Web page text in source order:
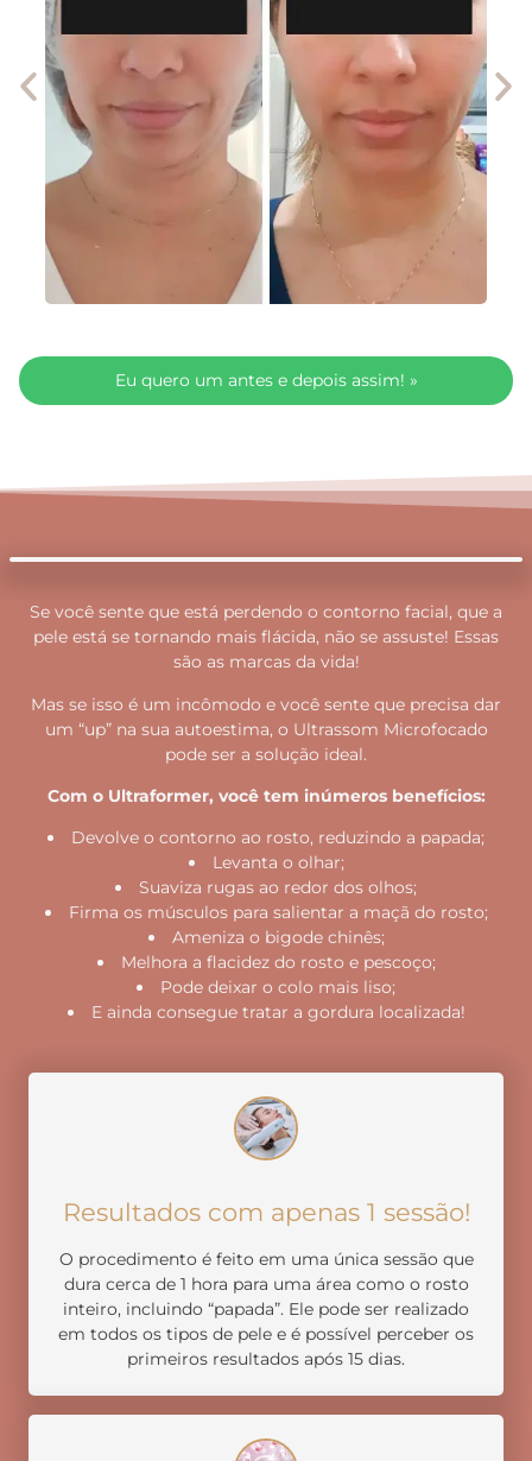
Eu quero um antes e depois assim! »
Se você sente que está perdendo o contorno facial, que a
pele está se tornando mais flácida, não se assuste! Essas
são as marcas da vida!
Mas se isso é um incômodo e você sente que precisa dar
um “up” na sua autoestima, o Ultrassom Microfocado
pode ser a solução ideal.
Com o Ultraformer, você tem inúmeros benefícios:
Devolve o contorno ao rosto, reduzindo a papada;
Levanta o olhar;
Suaviza rugas ao redor dos olhos;
Firma os músculos para salientar a maçã do rosto;
Ameniza o bigode chinês;
Melhora a flacidez do rosto e pescoço;
Pode deixar o colo mais liso;
E ainda consegue tratar a gordura localizada!
Resultados com apenas 1 sessão!
O procedimento é feito em uma única sessão que
dura cerca de 1 hora para uma área como o rosto
inteiro, incluindo “papada”. Ele pode ser realizado
em todos os tipos de pele e é possível perceber os
primeiros resultados após 15 dias.